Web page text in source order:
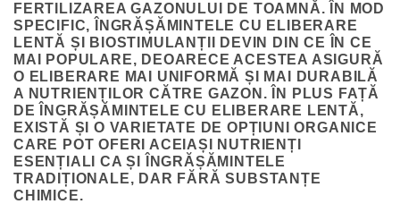
FERTILIZAREA GAZONULUI DE TOAMNĂ. ÎN MOD
SPECIFIC, ÎNGRĂȘĂMINTELE CU ELIBERARE
LENTĂ ȘI BIOSTIMULANȚII DEVIN DIN CE ÎN CE
MAI POPULARE, DEOARECE ACESTEA ASIGURĂ
O ELIBERARE MAI UNIFORMĂ ȘI MAI DURABILĂ
A NUTRIENȚILOR CĂTRE GAZON. ÎN PLUS FAȚĂ
DE ÎNGRĂȘĂMINTELE CU ELIBERARE LENTĂ,
EXISTĂ ȘI O VARIETATE DE OPȚIUNI ORGANICE
CARE POT OFERI ACEIAȘI NUTRIENȚI
ESENȚIALI CA ȘI ÎNGRĂȘĂMINTELE
TRADIȚIONALE, DAR FĂRĂ SUBSTANȚE
CHIMICE.